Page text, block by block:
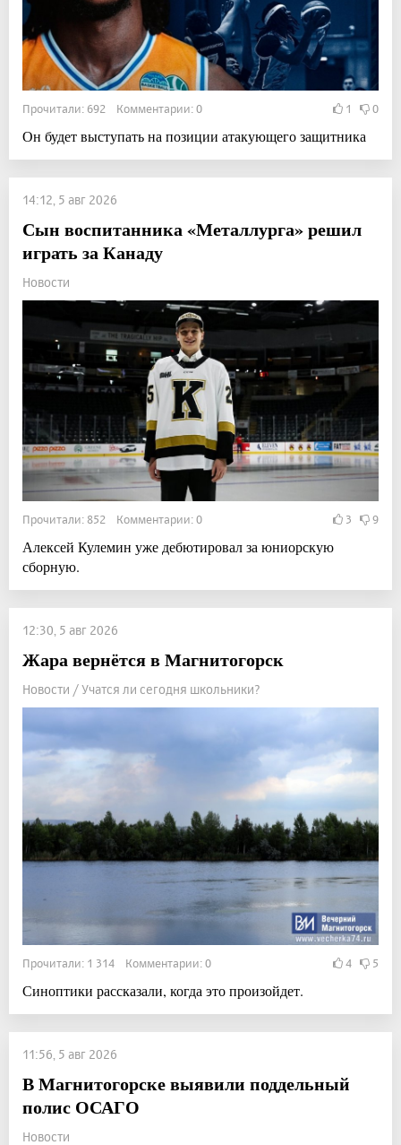
Прочитали: 692 Комментарии: 0 1 0
Он будет выступать на позиции атакующего защитника
14:12, 5 авг 2026
Сын воспитанника «Металлурга» решил
играть за Канаду
Новости
Прочитали: 852 Комментарии: 0 3 9
Алексей Кулемин уже дебютировал за юниорскую
сборную.
12:30, 5 авг 2026
Жара вернётся в Магнитогорск
Новости / Учатся ли сегодня школьники?
Прочитали: 1 314 Комментарии: 0 4 5
Синоптики рассказали, когда это произойдет.
11:56, 5 авг 2026
В Магнитогорске выявили поддельный
полис ОСАГО
Новости